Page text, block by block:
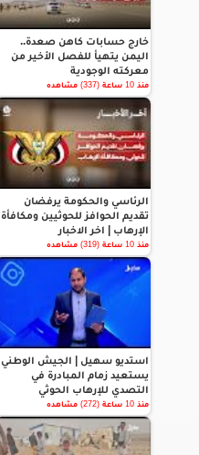
خارج حسابات كاهن صعدة..
اليمن يتهيأ للفصل الأخير من
معركته الوجودية
منذ 10 ساعة (337) مشاهده
الرئاسي والحكومة يرفضان
تقديم الحوافز للحوثيين ومكافأة
الإرهاب | اخر الاخبار
منذ 10 ساعة (319) مشاهده
استديو سهيل | الجيش الوطني
يستعيد زمام المبادرة في
التصدي للإرهاب الحوثي
منذ 10 ساعة (272) مشاهده